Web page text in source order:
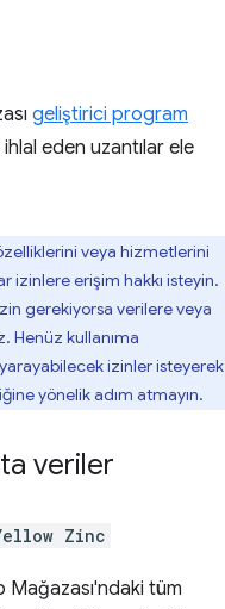
geliştirici program
eden uzantılar ele
veya hizmetlerini
izinlere erişim hakkı isteyin.
gerekiyorsa verilere veya
Henüz kullanıma
izinler isteyerek
yönelik adım atmayın.
veriler
Zinc
Mağazası'ndaki tüm